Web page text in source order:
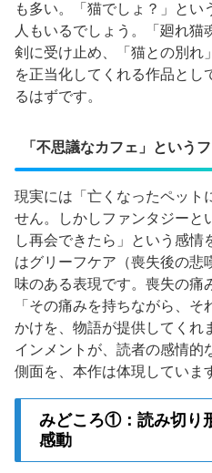
も多い。「猫でしょ？」とい
人もいるでしょう。「廻れ
剣に受け止め、「猫との別れ
を正当化してくれる作品とし
るはずです。
「不思議なカフェ」という
現実には「亡くなったペット
せん。しかしファンタジーと
し再会できたら」という感
はグリーフケア（喪失後の悲
味のある表現です。喪失の痛
「その痛みを持ちながら、
かけを、物語が提供してくれ
インメントが、読者の感情的
側面を、本作は体現していま
みどころ①：読み切り
感動